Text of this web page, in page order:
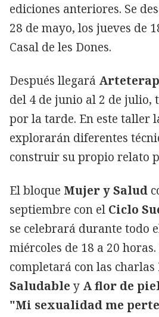
ediciones anteriores. Se
28 de mayo, los jueves de
Casal de les Dones.
Después llegará
del 4 de junio al 2 de julio,
por la tarde. En este taller
explorarán diferentes
construir su propio relato
El bloque Mujer y Salud
septiembre con el Ciclo
se celebrará durante todo
miércoles de 18 a 20
completará con las charlas
Saludable y A flor de
"Mi sexualidad me